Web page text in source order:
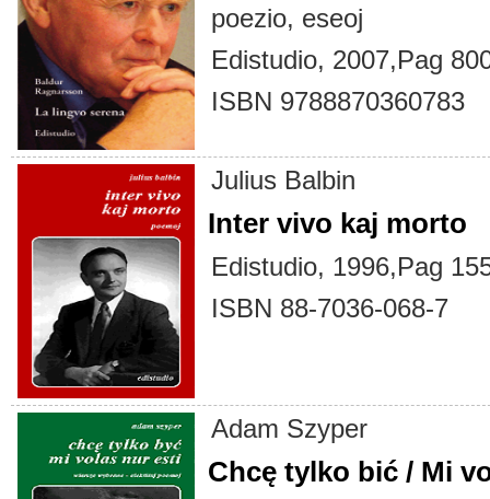
poezio, eseoj
Edistudio, 2007,Pag
ISBN 9788870360783
Julius Balbin
Inter vivo kaj morto
Edistudio, 1996,Pag
ISBN 88-7036-068-7
Adam Szyper
Chcę tylko bić / Mi